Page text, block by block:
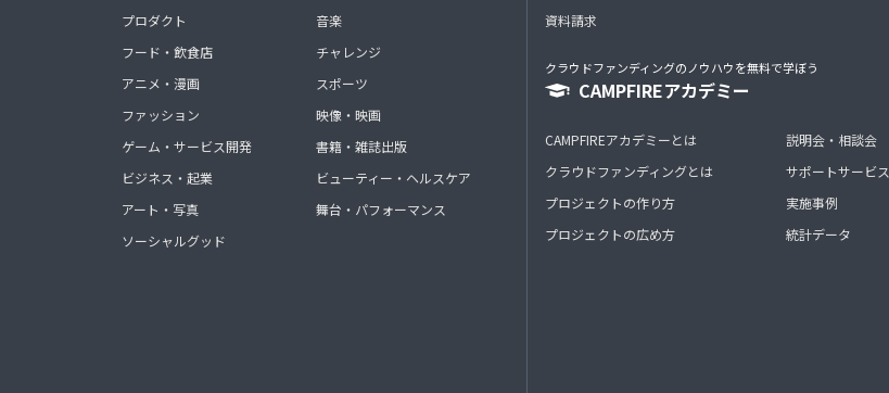
プロダクト
フード・飲食店
アニメ・漫画
ファッション
ゲーム・サービス開発
ビジネス・起業
アート・写真
ソーシャルグッド
音楽
チャレンジ
スポーツ
映像・映画
書籍・雑誌出版
ビューティー・ヘルスケア
舞台・パフォーマンス
資料請求
クラウドファンディングのノウハウを無料で学ぼう
CAMPFIREアカデミー
CAMPFIREアカデミーとは
クラウドファンディングとは
プロジェクトの作り方
プロジェクトの広め方
説明会・相談会
サポートサービス
実施事例
統計データ